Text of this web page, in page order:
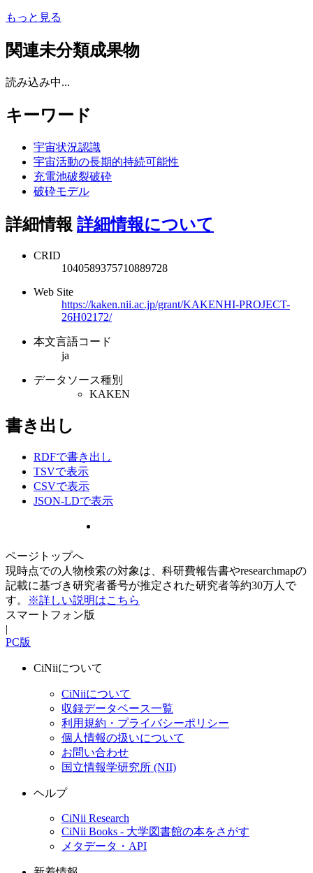
もっと見る
関連未分類成果物
読み込み中...
キーワード
宇宙状況認識
宇宙活動の長期的持続可能性
充電池破裂破砕
破砕モデル
詳細情報 詳細情報について
CRID
1040589375710889728
Web Site
https://kaken.nii.ac.jp/grant/KAKENHI-PROJECT-
26H02172/
本文言語コード
ja
データソース種別
KAKEN
書き出し
RDFで書き出し
TSVで表示
CSVで表示
JSON-LDで表示
ページトップへ
現時点での人物検索の対象は、科研費報告書やresearchmapの
記載に基づき研究者番号が推定された研究者等約30万人で
す。
※詳しい説明はこちら
スマートフォン版
|
PC版
CiNiiについて
CiNiiについて
収録データベース一覧
利用規約・プライバシーポリシー
個人情報の扱いについて
お問い合わせ
国立情報学研究所 (NII)
ヘルプ
CiNii Research
CiNii Books - 大学図書館の本をさがす
メタデータ・API